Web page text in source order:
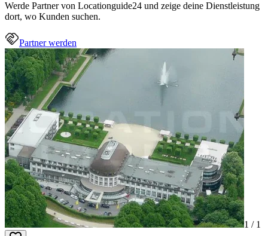
Werde Partner von Locationguide24 und zeige deine Dienstleistung
dort, wo Kunden suchen.
Partner werden
1 / 1